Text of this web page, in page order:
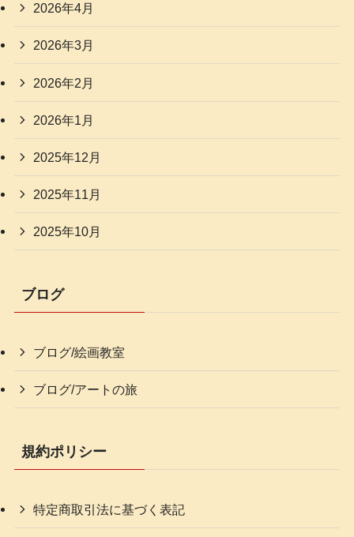
2026年4月
2026年3月
2026年2月
2026年1月
2025年12月
2025年11月
2025年10月
ブログ
ブログ/絵画教室
ブログ/アートの旅
規約ポリシー
特定商取引法に基づく表記